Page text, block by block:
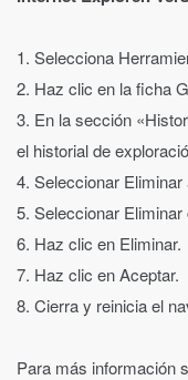
1. Selecciona
2. Haz clic en la ficha
3. En la sección
el historial de
4. Seleccionar Eliminar
5. Seleccionar Eliminar
6. Haz clic en Eliminar.
7. Haz clic en Aceptar.
8. Cierra y reinicia el
Para más información